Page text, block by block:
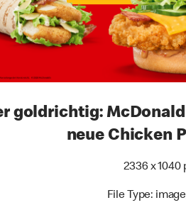
goldrichtig:
neue Chicken
2336 x 1040
File Type: